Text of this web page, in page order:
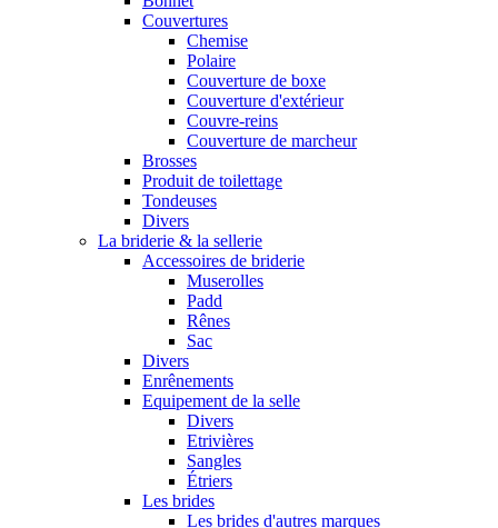
Couvertures
Chemise
Polaire
Couverture de boxe
Couverture d'extérieur
Couvre-reins
Couverture de marcheur
Brosses
Produit de toilettage
Tondeuses
Divers
La briderie & la sellerie
Accessoires de briderie
Muserolles
Padd
Rênes
Sac
Divers
Enrênements
Equipement de la selle
Divers
Etrivières
Sangles
Étriers
Les brides
Les brides d'autres marques